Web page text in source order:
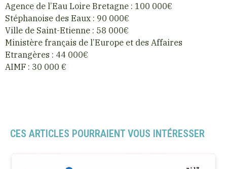
Agence de l’Eau Loire Bretagne : 100 000€
Stéphanoise des Eaux : 90 000€
Ville de Saint-Etienne : 58 000€
Ministère français de l’Europe et des Affaires
Etrangères : 44 000€
AIMF : 30 000 €
CES ARTICLES POURRAIENT VOUS INTÉRESSER